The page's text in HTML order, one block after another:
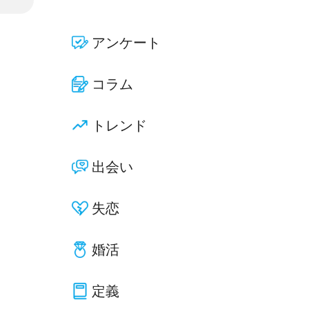
アンケート
コラム
トレンド
出会い
失恋
婚活
定義